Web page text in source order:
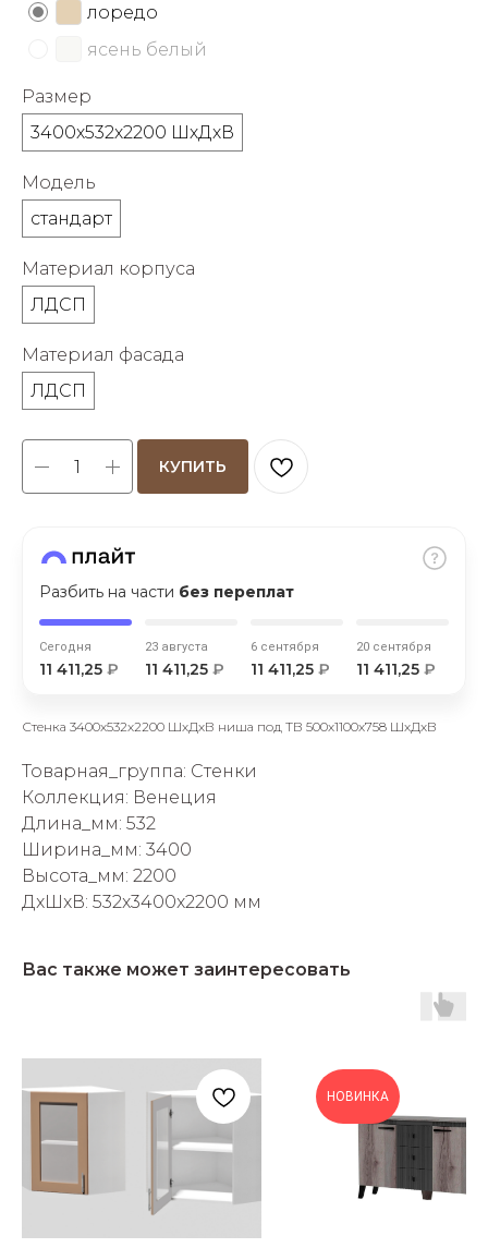
лоредо
ясень белый
Размер
3400х532х2200 ШхДхВ
Модель
стандарт
Материал корпуса
ЛДСП
Материал фасада
ЛДСП
КУПИТЬ
Разбить на части без переплат
Сегодня
11 411,25 ₽
23 августа
11 411,25 ₽
6 сентября
11 411,25 ₽
20 сентября
11 411,25 ₽
8 800 302-02-51
plait.ru
Стенка 3400х532х2200 ШхДхВ ниша под ТВ 500х1100х758 ШхДхВ
Товарная_группа: Стенки
Коллекция: Венеция
Длина_мм: 532
Ширина_мм: 3400
Высота_мм: 2200
ДxШxВ: 532x3400x2200 мм
Вас также может заинтересовать
НОВИНКА